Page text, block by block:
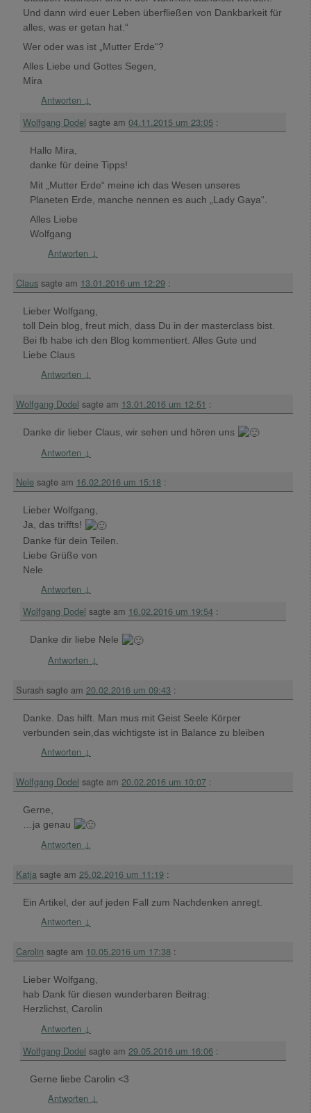
Und dann wird euer Leben überfließen von Dankbarkeit für
alles, was er getan hat.“
Wer oder was ist „Mutter Erde“?
Alles Liebe und Gottes Segen,
Mira
Antworten ↓
Wolfgang Dodel sagte am 04.11.2015 um 23:05 :
Hallo Mira,
danke für deine Tipps!
Mit „Mutter Erde“ meine ich das Wesen unseres
Planeten Erde, manche nennen es auch „Lady Gaya“.
Alles Liebe
Wolfgang
Antworten ↓
Claus sagte am 13.01.2016 um 12:29 :
Lieber Wolfgang,
toll Dein blog, freut mich, dass Du in der masterclass bist.
Bei fb habe ich den Blog kommentiert. Alles Gute und
Liebe Claus
Antworten ↓
Wolfgang Dodel sagte am 13.01.2016 um 12:51 :
Danke dir lieber Claus, wir sehen und hören uns
Antworten ↓
Nele sagte am 16.02.2016 um 15:18 :
Lieber Wolfgang,
Ja, das triffts!
Danke für dein Teilen.
Liebe Grüße von
Nele
Antworten ↓
Wolfgang Dodel sagte am 16.02.2016 um 19:54 :
Danke dir liebe Nele
Antworten ↓
Surash sagte am 20.02.2016 um 09:43 :
Danke. Das hilft. Man mus mit Geist Seele Körper
verbunden sein,das wichtigste ist in Balance zu bleiben
Antworten ↓
Wolfgang Dodel sagte am 20.02.2016 um 10:07 :
Gerne,
…ja genau
Antworten ↓
Katja sagte am 25.02.2016 um 11:19 :
Ein Artikel, der auf jeden Fall zum Nachdenken anregt.
Antworten ↓
Carolin sagte am 10.05.2016 um 17:38 :
Lieber Wolfgang,
hab Dank für diesen wunderbaren Beitrag:
Herzlichst, Carolin
Antworten ↓
Wolfgang Dodel sagte am 29.05.2016 um 16:06 :
Gerne liebe Carolin <3
Antworten ↓